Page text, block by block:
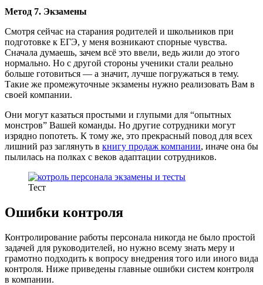
Метод 7. Экзамены
Смотря сейчас на старания родителей и школьников при
подготовке к ЕГЭ, у меня возникают спорные чувства.
Сначала думаешь, зачем всё это ввели, ведь жили до этого
нормально. Но с другой стороны ученики стали реально
больше готовиться — а значит, лучше погружаться в тему.
Такие же промежуточные экзамены нужно реализовать Вам в
своей компании.
Они могут казаться простыми и глупыми для “опытных
монстров” Вашей команды. Но другие сотрудники могут
изрядно попотеть. К тому же, это прекрасный повод для всех
лишний раз заглянуть в книгу продаж компании, иначе она бы
пылилась на полках с веков адаптации сотрудников.
Тест
Ошибки контроля
Контролирование работы персонала никогда не было простой
задачей для руководителей, но нужно всему знать меру и
грамотно подходить к вопросу внедрения того или иного вида
контроля. Ниже приведены главные ошибки систем контроля
в компании.